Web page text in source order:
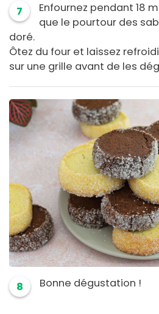
7
Enfournez pendant 18
que le pourtour des
doré.
Ôtez du four et laissez
sur une grille avant de les
8 Bonne dégustation !